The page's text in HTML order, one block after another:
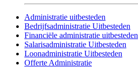
Administratie uitbesteden
Bedrijfsadministratie Uitbesteden
Financiële administratie uitbesteden
Salarisadministratie Uitbesteden
Loonadministratie Uitbesteden
Offerte Administratie